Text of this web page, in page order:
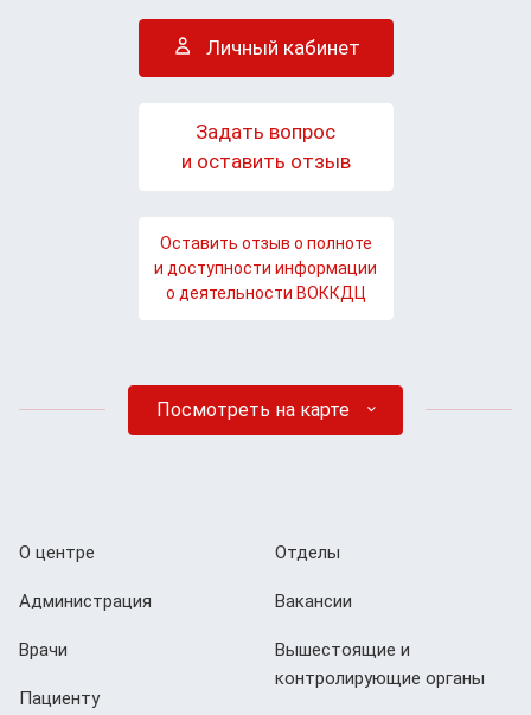
Личный кабинет
Задать вопрос
и оставить отзыв
Оставить отзыв о полноте
и доступности информации
о деятельности ВОККДЦ
Посмотреть на карте
О центре
Администрация
Врачи
Пациенту
Отделы
Вакансии
Вышестоящие и
контролирующие органы